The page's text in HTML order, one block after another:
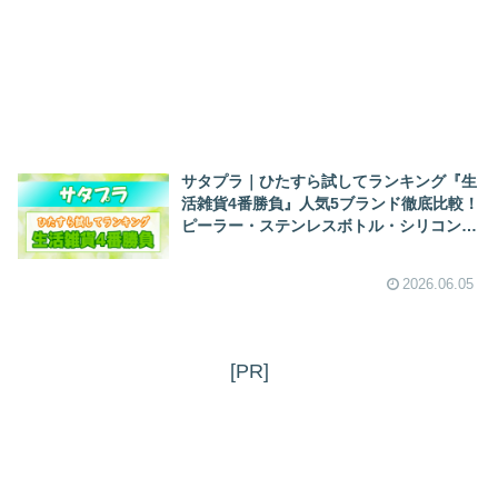
サタプラ｜ひたすら試してランキング『生
活雑貨4番勝負』人気5ブランド徹底比較！
ピーラー・ステンレスボトル・シリコンス
2026.06.05
[PR]